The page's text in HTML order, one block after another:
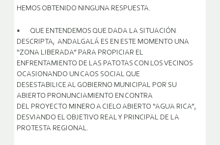
HEMOS OBTENIDO NINGUNA RESPUESTA.
• QUE ENTENDEMOS QUE DADA LA SITUACIÓN
DESCRIPTA, ANDALGALÁ ES EN ESTE MOMENTO UNA
“ZONA LIBERADA” PARA PROPICIAR EL
ENFRENTAMIENTO DE LAS PATOTAS CON LOS VECINOS
OCASIONANDO UN CAOS SOCIAL QUE
DESESTABILICE AL GOBIERNO MUNICIPAL POR SU
ABIERTO PRONUNCIAMIENTO EN CONTRA
DEL PROYECTO MINERO A CIELO ABIERTO “AGUA RICA”,
DESVIANDO EL OBJETIVO REAL Y PRINCIPAL DE LA
PROTESTA REGIONAL.